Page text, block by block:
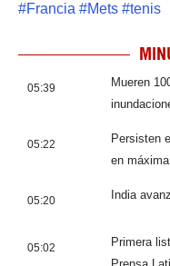
#Francia #Mets #tenis
05:39
Mueren
05:22
Persisten
en
05:20 India
05:02
Primera